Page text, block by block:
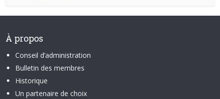
À propos
Conseil d’administration
Bulletin des membres
Historique
Un partenaire de choix